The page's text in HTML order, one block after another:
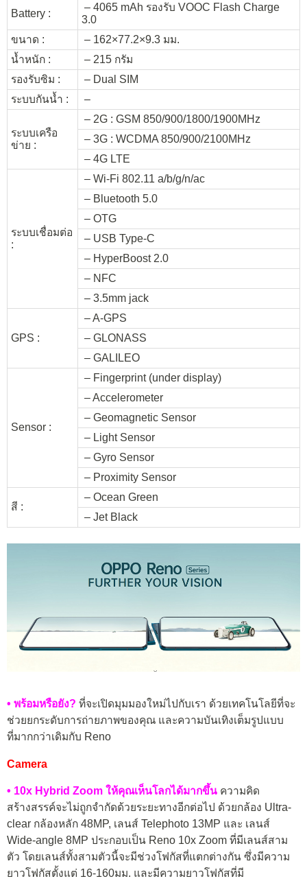
Battery :
– 4065 mAh รองรับ VOOC Flash Charge
3.0
ขนาด :
– 162×77.2×9.3 มม.
น้ำหนัก :
– 215 กรัม
รองรับซิม :
– Dual SIM
ระบบกันน้ำ :
–
ระบบเครือ
ข่าย :
– 2G : GSM 850/900/1800/1900MHz
– 3G : WCDMA 850/900/2100MHz
– 4G LTE
ระบบเชื่อมต่อ
:
– Wi-Fi 802.11 a/b/g/n/ac
– Bluetooth 5.0
– OTG
– USB Type-C
– HyperBoost 2.0
– NFC
– 3.5mm jack
GPS :
– A-GPS
– GLONASS
– GALILEO
Sensor :
– Fingerprint (under display)
– Accelerometer
– Geomagnetic Sensor
– Light Sensor
– Gyro Sensor
– Proximity Sensor
สี :
– Ocean Green
– Jet Black
• พร้อมหรือยัง? ที่จะเปิดมุมมองใหม่ไปกับเรา ด้วยเทคโนโลยีที่จะ
ช่วยยกระดับการถ่ายภาพของคุณ และความบันเทิงเต็มรูปแบบ
ที่มากกว่าเดิมกับ Reno
Camera
• 10x Hybrid Zoom ให้คุณเห็นโลกได้มากขึ้น ความคิด
สร้างสรรค์จะไม่ถูกจำกัดด้วยระยะทางอีกต่อไป ด้วยกล้อง Ultra-
clear กล้องหลัก 48MP, เลนส์ Telephoto 13MP และ เลนส์
Wide-angle 8MP ประกอบเป็น Reno 10x Zoom ที่มีเลนส์สาม
ตัว โดยเลนส์ทั้งสามตัวนี้จะมีช่วงโฟกัสที่แตกต่างกัน ซึ่งมีความ
ยาวโฟกัสตั้งแต่ 16-160มม. และมีความยาวโฟกัสที่มี